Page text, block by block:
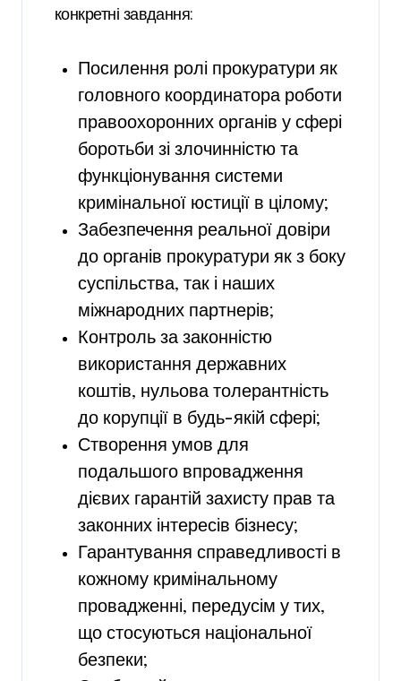
конкретні завдання:
Посилення ролі прокуратури як
головного координатора роботи
правоохоронних органів у сфері
боротьби зі злочинністю та
функціонування системи
кримінальної юстиції в цілому;
Забезпечення реальної довіри
до органів прокуратури як з боку
суспільства, так і наших
міжнародних партнерів;
Контроль за законністю
використання державних
коштів, нульова толерантність
до корупції в будь-якій сфері;
Створення умов для
подальшого впровадження
дієвих гарантій захисту прав та
законних інтересів бізнесу;
Гарантування справедливості в
кожному кримінальному
провадженні, передусім у тих,
що стосуються національної
безпеки;